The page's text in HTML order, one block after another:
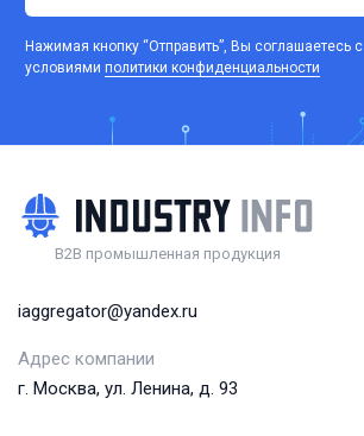
Нажимая кнопку “Отправить”, Вы соглашаетесь c
условиями политики конфиденциальности
B2B промышленная продукция
iaggregator@yandex.ru
Адрес компании
г. Москва, ул. Ленина, д. 93